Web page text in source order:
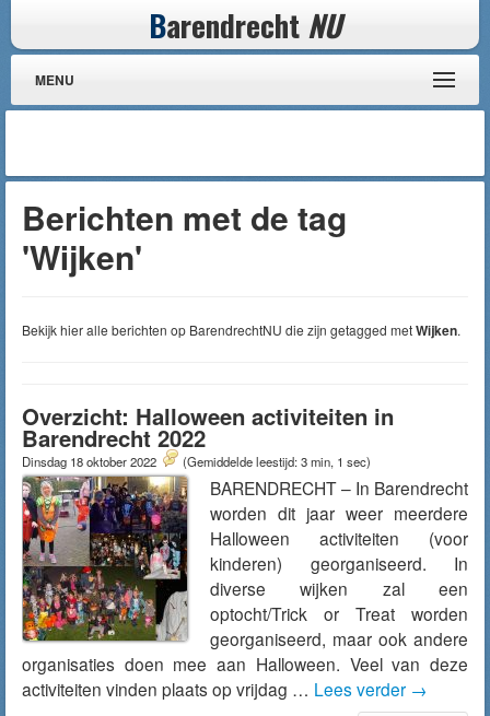
Barendrecht NU
MENU
Berichten met de tag
'Wijken'
Bekijk hier alle berichten op BarendrechtNU die zijn getagged metWijken.
Overzicht: Halloween activiteiten in
Barendrecht 2022
Dinsdag 18 oktober 2022 (Gemiddelde leestijd: 3 min, 1 sec)
BARENDRECHT – In Barendrecht
worden dit jaar weer meerdere
Halloween activiteiten (voor
kinderen) georganiseerd. In
diverse wijken zal een
optocht/Trick or Treat worden
georganiseerd, maar ook andere
organisaties doen mee aan Halloween. Veel van deze
activiteiten vinden plaats op vrijdag … Lees verder →